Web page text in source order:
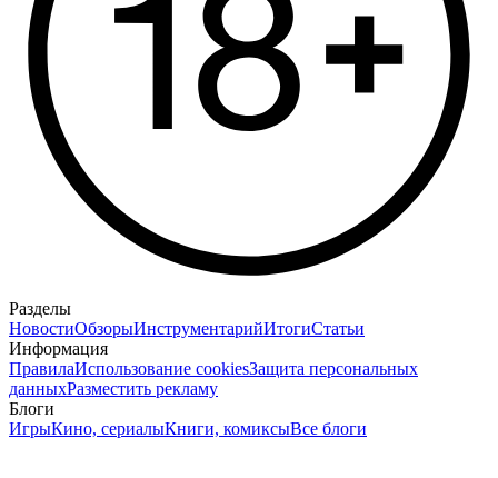
Разделы
НовостиОбзорыИнструментарийИтогиСтатьи
Информация
ПравилаИспользование cookiesЗащита персональных
данныхРазместить рекламу
Блоги
ИгрыКино, сериалыКниги, комиксыВсе блоги